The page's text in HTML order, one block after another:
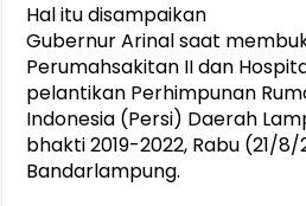
Hal itu disampaikan
Gubernur Arinal saat
Perumahsakitan II dan
pelantikan Perhimpunan
Indonesia (Persi) Daerah
bhakti 2019-2022, Rabu (21/
Bandarlampung.